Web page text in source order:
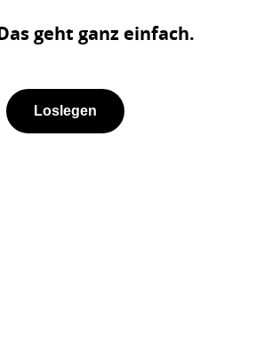
geht ganz einfach.
Loslegen